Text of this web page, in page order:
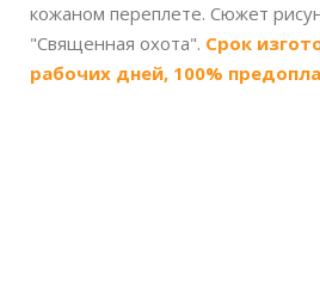
кожаном переплете. Сюжет
"Священная охота". Срок
рабочих дней, 100%